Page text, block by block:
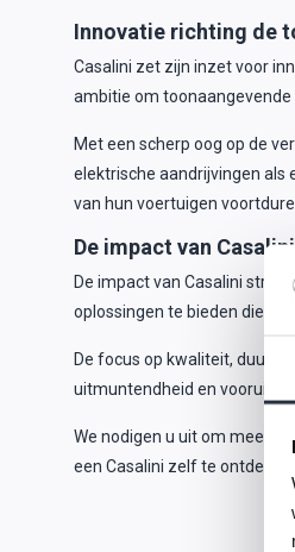
Innovatie richting de
Casalini zet zijn inzet voor
ambitie om
Met een scherp oog op de
elektrische aandrijvingen als
van hun voertuigen
De impact van Casalini
De impact van Casalini
oplossingen te bieden die de
De focus op kwaliteit,
uitmuntendheid en
We nodigen u uit om meer
een Casalini zelf te